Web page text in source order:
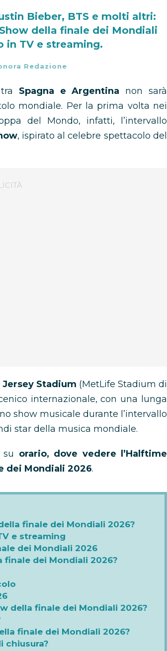
Bieber, BTS e molti altri:
della finale dei Mondiali
in TV e streaming.
Redazione
tra Spagna e Argentina non sarà
mondiale. Per la prima volta nei
del Mondo, infatti, l’intervallo
, ispirato al celebre spettacolo del
Stadium (MetLife Stadium di
internazionale, con una lunga
show musicale durante l’intervallo
star della musica mondiale.
su orario, dove vedere l’Halftime
dei Mondiali 2026.
finale dei Mondiali 2026?
e streaming
dei Mondiali 2026
finale dei Mondiali 2026?
della finale dei Mondiali 2026?
finale dei Mondiali 2026?
chiusura?